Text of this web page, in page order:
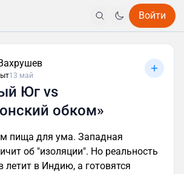
Войти
13 май
Юг vs
обком»
пища для ума. Западная
об "изоляции". Но реальность
летит в Индию, а готовятся